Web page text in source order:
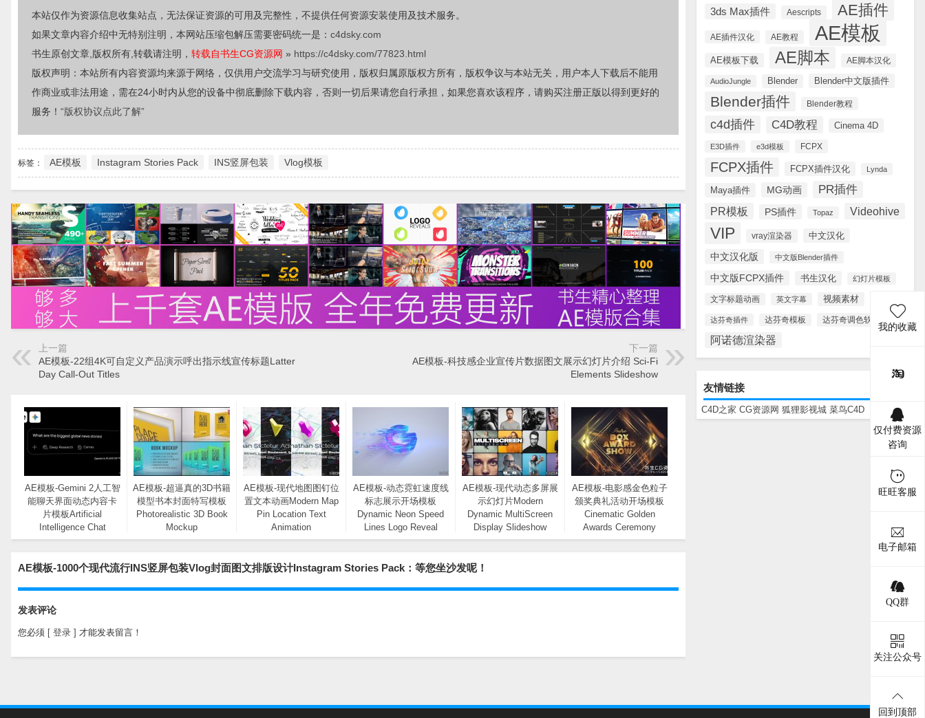
3ds Max插件 Aescripts AE插件
AE插件汉化 AE教程 AE模板
AE模板下载 AE脚本 AE脚本汉化
AudioJungle Blender Blender中文版插件
Blender插件 Blender教程
c4d插件 C4D教程 Cinema 4D
E3D插件 e3d模板 FCPX
FCPX插件 FCPX插件汉化 Lynda
Maya插件 MG动画 PR插件
PR模板 PS插件 Topaz Videohive
VIP vray渲染器 中文汉化
中文汉化版 中文版Blender插件
中文版FCPX插件 书生汉化 幻灯片模板
文字标题动画 英文字幕 视频素材
达芬奇插件 达芬奇模板 达芬奇调色软件
阿诺德渲染器
友情链接
C4D之家 CG资源网 狐狸影视城 菜鸟C4D
本站仅作为资源信息收集站点，无法保证资源的可用及完整性，不提供任何资源安装使用及技术服务。
如果文章内容介绍中无特别注明，本网站压缩包解压需要密码统一是： c4dsky.com
书生原创文章,版权所有,转载请注明， 转载自书生CG资源网 » https://c4dsky.com/77823.html
版权声明：本站所有内容资源均来源于网络，仅供用户交流学习与研究使用，版权归属原版权方所有，版权争议与本站无关，用户本人下载后不能用
作商业或非法用途，需在24小时内从您的设备中彻底删除下载内容，否则一切后果请您自行承担，如果您喜欢该程序，请购买注册正版以得到更好的
服务！ “版权协议点此了解”
标签： AE模板 Instagram Stories Pack INS竖屏包装 Vlog模板
上一篇
AE模板-22组4K可自定义产品演示呼出指示线宣传标题Latter
Day Call-Out Titles
下一篇
AE模板-科技感企业宣传片数据图文展示幻灯片介绍 Sci-Fi
Elements Slideshow
AE模板-Gemini 2人工智
能聊天界面动态内容卡
片模板Artificial
Intelligence Chat
Interface Mockup
AE模板-超逼真的3D书籍
模型书本封面特写模板
Photorealistic 3D Book
Mockup
AE模板-现代地图图钉位
置文本动画Modern Map
Pin Location Text
Animation
AE模板-动态霓虹速度线
标志展示开场模板
Dynamic Neon Speed
Lines Logo Reveal
Opener
AE模板-现代动态多屏展
示幻灯片Modern
Dynamic MultiScreen
Display Slideshow
AE模板-电影感金色粒子
颁奖典礼活动开场模板
Cinematic Golden
Awards Ceremony
Event Opener
AE模板-1000个现代流行INS竖屏包装Vlog封面图文排版设计Instagram Stories Pack：等您坐沙发呢！
发表评论
您必须 [ 登录 ] 才能发表留言！
我的收藏
仅付费资源
咨询
旺旺客服
电子邮箱
QQ群
关注公众号
回到顶部